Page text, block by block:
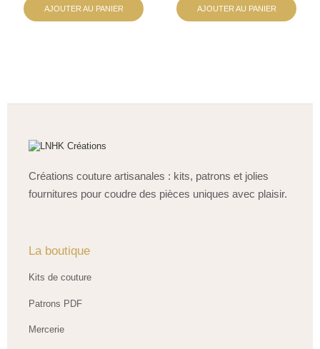
AJOUTER AU PANIER AJOUTER AU PANIER
Créations couture artisanales : kits, patrons et jolies
fournitures pour coudre des pièces uniques avec plaisir.
La boutique
Kits de couture
Patrons PDF
Mercerie